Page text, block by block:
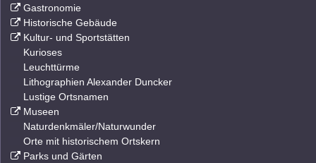
Gastronomie
Historische Gebäude
Kultur- und Sportstätten
Kurioses
Leuchttürme
Lithographien Alexander Duncker
Lustige Ortsnamen
Museen
Naturdenkmäler/Naturwunder
Orte mit historischem Ortskern
Parks und Gärten